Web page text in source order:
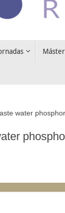
water